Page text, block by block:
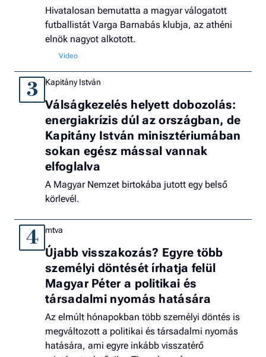
Hivatalosan bemutatta a magyar válogatott
futballistát Varga Barnabás klubja, az athéni
elnök nagyot alkotott.
3 Kapitány István
Válságkezelés helyett dobozolás:
energiakrízis dúl az országban, de
Kapitány István minisztériumában
sokan egész mással vannak
elfoglalva
A Magyar Nemzet birtokába jutott egy belső
körlevél.
4 mtva
Újabb visszakozás? Egyre több
személyi döntését írhatja felül
Magyar Péter a politikai és
társadalmi nyomás hatására
Az elmúlt hónapokban több személyi döntés is
megváltozott a politikai és társadalmi nyomás
hatására, ami egyre inkább visszatérő